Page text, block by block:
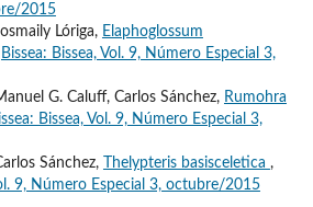
2015
Lóriga, Elaphoglossum
Bissea: Bissea, Vol. 9, Número Especial 3,
G. Caluff, Carlos Sánchez, Rumohra
Bissea, Vol. 9, Número Especial 3,
Sánchez,
Thelypteris basisceletica ,
9, Número Especial 3, octubre/2015